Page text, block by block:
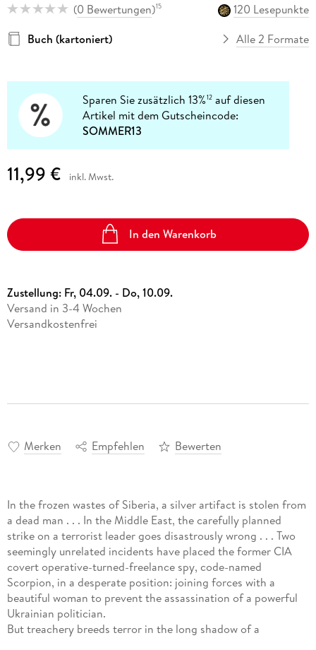
(0 Bewertungen)15
120 Lesepunkte
Buch (kartoniert)
Alle 2 Formate
Sparen Sie zusätzlich 13%12 auf diesen
Artikel mit dem Gutscheincode:
SOMMER13
11,99 € inkl. Mwst.
In den Warenkorb
Zustellung: Fr, 04.09. - Do, 10.09.
Versand in 3-4 Wochen
Versandkostenfrei
Merken Empfehlen Bewerten
In the frozen wastes of Siberia, a silver artifact is stolen from
a dead man . . . In the Middle East, the carefully planned
strike on a terrorist leader goes disastrously wrong . . . Two
seemingly unrelated incidents have placed the former CIA
covert operative-turned-freelance spy, code-named
Scorpion, in a desperate position: joining forces with a
beautiful woman to prevent the assassination of a powerful
Ukrainian politician.
But treachery breeds terror in the long shadow of a